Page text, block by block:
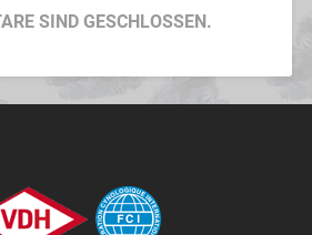
SIND GESCHLOSSEN.